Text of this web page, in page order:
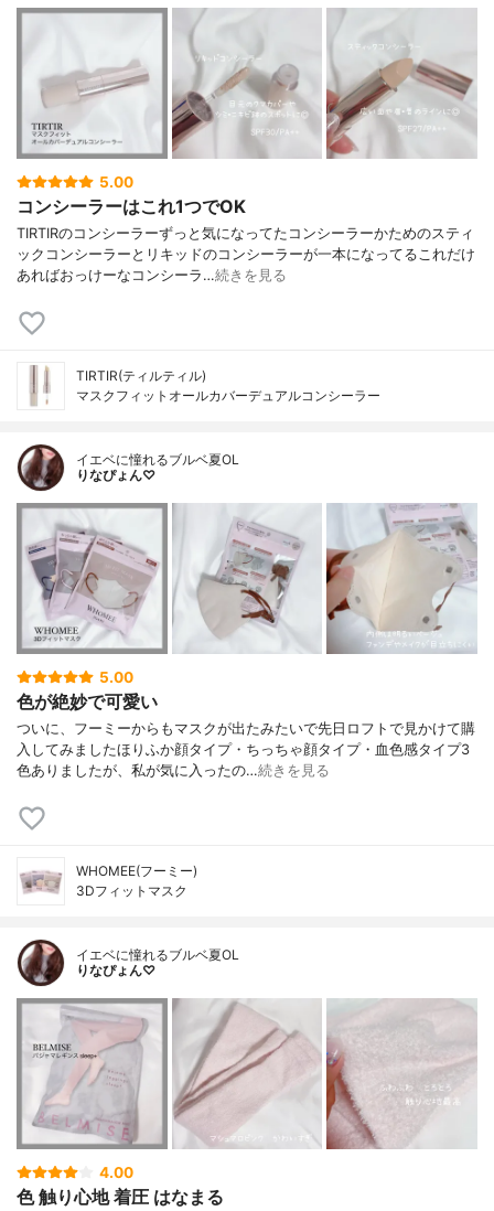
5.00
コンシーラーはこれ1つでOK
TIRTIRのコンシーラーずっと気になってたコンシーラーかためのスティ
ックコンシーラーとリキッドのコンシーラーが一本になってるこれだけ
あればおっけーなコンシーラ…続きを見る
TIRTIR(ティルティル)
マスクフィットオールカバーデュアルコンシーラー
イエベに憧れるブルベ夏OL
りなぴょん♡
5.00
色が絶妙で可愛い
ついに、フーミーからもマスクが出たみたいで先日ロフトで見かけて購
入してみましたほりふか顔タイプ・ちっちゃ顔タイプ・血色感タイプ3
色ありましたが、私が気に入ったの…続きを見る
WHOMEE(フーミー)
3Dフィットマスク
イエベに憧れるブルベ夏OL
りなぴょん♡
4.00
色 触り心地 着圧 はなまる